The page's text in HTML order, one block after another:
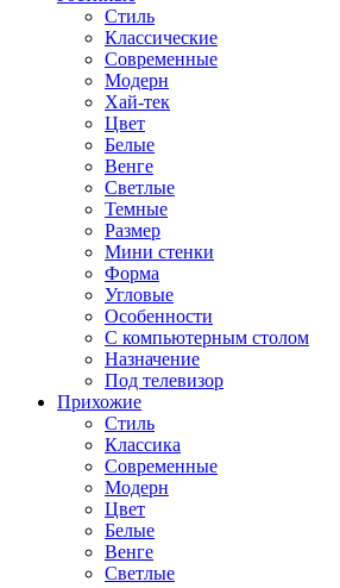
Стиль
Классические
Современные
Модерн
Хай-тек
Цвет
Белые
Венге
Светлые
Темные
Размер
Мини стенки
Форма
Угловые
Особенности
С компьютерным столом
Назначение
Под телевизор
Прихожие
Стиль
Классика
Современные
Модерн
Цвет
Белые
Венге
Светлые